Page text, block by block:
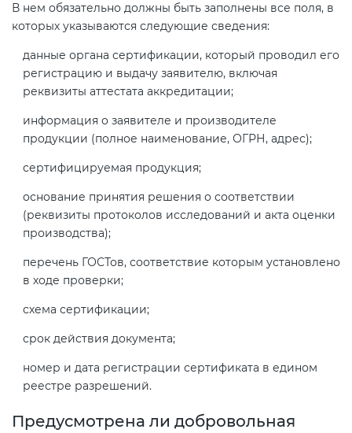
В нем обязательно должны быть заполнены все поля, в
которых указываются следующие сведения:
данные органа сертификации, который проводил его
регистрацию и выдачу заявителю, включая
реквизиты аттестата аккредитации;
информация о заявителе и производителе
продукции (полное наименование, ОГРН, адрес);
сертифицируемая продукция;
основание принятия решения о соответствии
(реквизиты протоколов исследований и акта оценки
производства);
перечень ГОСТов, соответствие которым установлено
в ходе проверки;
схема сертификации;
срок действия документа;
номер и дата регистрации сертификата в едином
реестре разрешений.
Предусмотрена ли добровольная